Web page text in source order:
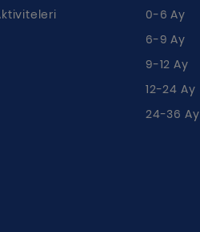
0-6 Ay
6-9 Ay
9-12 Ay
12-24 Ay
24-36 Ay